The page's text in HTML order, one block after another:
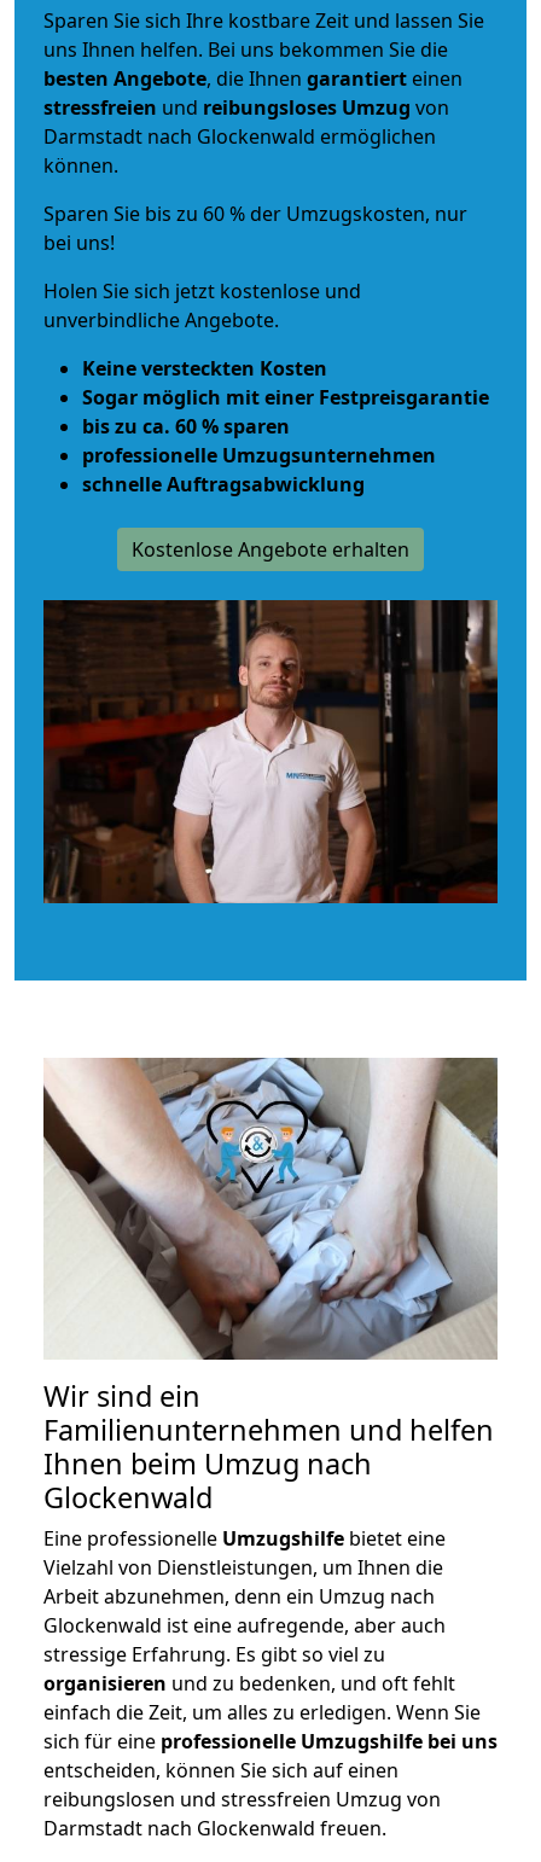
Sparen Sie sich Ihre kostbare Zeit und lassen Sie
uns Ihnen helfen. Bei uns bekommen Sie die
besten Angebote, die Ihnen garantiert einen
stressfreien und reibungsloses Umzug von
Darmstadt nach Glockenwald ermöglichen
können.
Sparen Sie bis zu 60 % der Umzugskosten, nur
bei uns!
Holen Sie sich jetzt kostenlose und
unverbindliche Angebote.
Keine versteckten Kosten
Sogar möglich mit einer Festpreisgarantie
bis zu ca. 60 % sparen
professionelle Umzugsunternehmen
schnelle Auftragsabwicklung
Kostenlose Angebote erhalten
Wir sind ein
Familienunternehmen und helfen
Ihnen beim Umzug nach
Glockenwald
Eine professionelle Umzugshilfe bietet eine
Vielzahl von Dienstleistungen, um Ihnen die
Arbeit abzunehmen, denn ein Umzug nach
Glockenwald ist eine aufregende, aber auch
stressige Erfahrung. Es gibt so viel zu
organisieren und zu bedenken, und oft fehlt
einfach die Zeit, um alles zu erledigen. Wenn Sie
sich für eine professionelle Umzugshilfe bei uns
entscheiden, können Sie sich auf einen
reibungslosen und stressfreien Umzug von
Darmstadt nach Glockenwald freuen.